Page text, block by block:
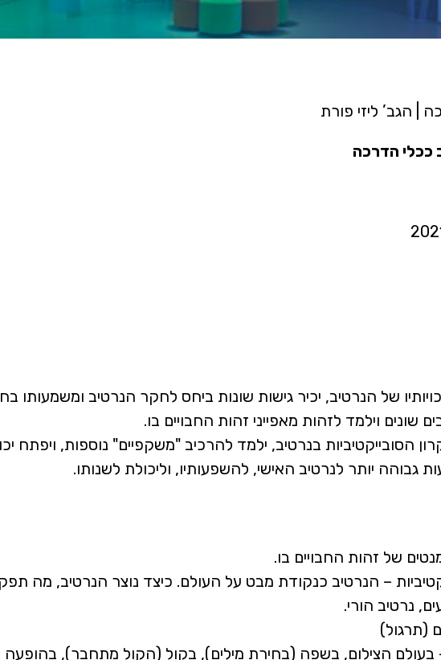
| הגב’ ליזי פורת
ככלי הדרכה
של הנרטיב, יכיר גישות שונות ביחס לחקר הנרטיב ומשמעותו
שונים וילמד לזהות מאפייני זהות החבויים בו.
הסובייקטיביות בנרטיב, ילמד להרכיב "משקפיים" נוספות,
גבוהה יותר לנרטיב האישי, להשפעותיו, וליכולת לשנותו.
של זהות החבויים בו.
– הנרטיב כנקודת מבט על העולם. כיצד נוצר הנרטיב, מה
נרטיב הורי.
(תרגול)
– בעולם הצילום, בשפה (בחירת מילים), בקול (הקול מתחבר),